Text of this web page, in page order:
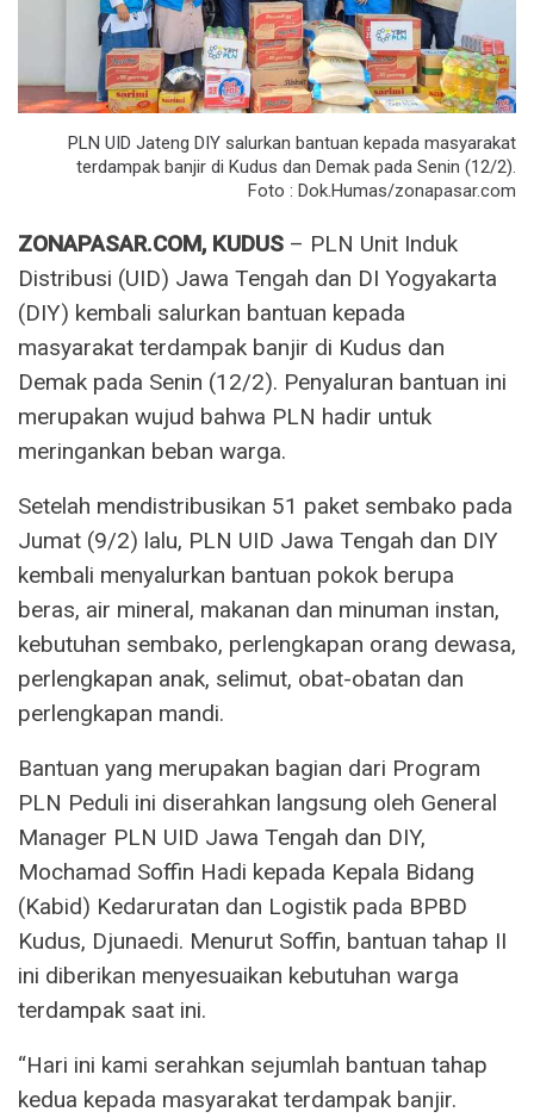
PLN UID Jateng DIY salurkan bantuan kepada masyarakat
terdampak banjir di Kudus dan Demak pada Senin (12/2).
Foto : Dok.Humas/zonapasar.com
ZONAPASAR.COM, KUDUS – PLN Unit Induk
Distribusi (UID) Jawa Tengah dan DI Yogyakarta
(DIY) kembali salurkan bantuan kepada
masyarakat terdampak banjir di Kudus dan
Demak pada Senin (12/2). Penyaluran bantuan ini
merupakan wujud bahwa PLN hadir untuk
meringankan beban warga.
Setelah mendistribusikan 51 paket sembako pada
Jumat (9/2) lalu, PLN UID Jawa Tengah dan DIY
kembali menyalurkan bantuan pokok berupa
beras, air mineral, makanan dan minuman instan,
kebutuhan sembako, perlengkapan orang dewasa,
perlengkapan anak, selimut, obat-obatan dan
perlengkapan mandi.
Bantuan yang merupakan bagian dari Program
PLN Peduli ini diserahkan langsung oleh General
Manager PLN UID Jawa Tengah dan DIY,
Mochamad Soffin Hadi kepada Kepala Bidang
(Kabid) Kedaruratan dan Logistik pada BPBD
Kudus, Djunaedi. Menurut Soffin, bantuan tahap II
ini diberikan menyesuaikan kebutuhan warga
terdampak saat ini.
“Hari ini kami serahkan sejumlah bantuan tahap
kedua kepada masyarakat terdampak banjir.